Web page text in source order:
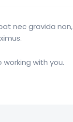
nec gravida non,
with you.